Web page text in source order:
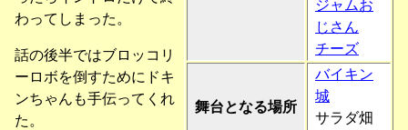
ジャムお
じさん
チーズ
舞台となる場所
バイキン
城
サラダ畑
わってしまった。
話の後半ではブロッコリ
ーロボを倒すためにドキ
ンちゃんも手伝ってくれ
た。